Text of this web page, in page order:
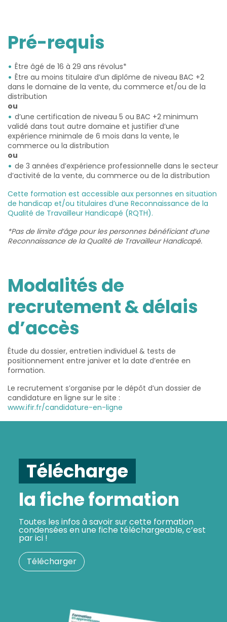
Pré-requis
Être âgé de 16 à 29 ans révolus*
Être au moins titulaire d’un diplôme de niveau BAC +2
dans le domaine de la vente, du commerce et/ou de la
distribution
ou
d’une certification de niveau 5 ou BAC +2 minimum
validé dans tout autre domaine et justifier d’une
expérience minimale de 6 mois dans la vente, le
commerce ou la distribution
ou
de 3 années d’expérience professionnelle dans le secteur
d’activité de la vente, du commerce ou de la distribution
Cette formation est accessible aux personnes en situation
de handicap et/ou titulaires d’une Reconnaissance de la
Qualité de Travailleur Handicapé (RQTH).
*Pas de limite d’âge pour les personnes bénéficiant d’une
Reconnaissance de la Qualité de Travailleur Handicapé.
Modalités de
recrutement & délais
d’accès
Étude du dossier, entretien individuel & tests de
positionnement entre janiver et la date d’entrée en
formation.
Le recrutement s’organise par le dépôt d’un dossier de
candidature en ligne sur le site :
www.ifir.fr/candidature-en-ligne
Télécharge
la fiche formation
Toutes les infos à savoir sur cette formation
condensées en une fiche téléchargeable, c’est
par ici !
Télécharger